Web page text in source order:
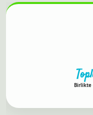
Birlikte